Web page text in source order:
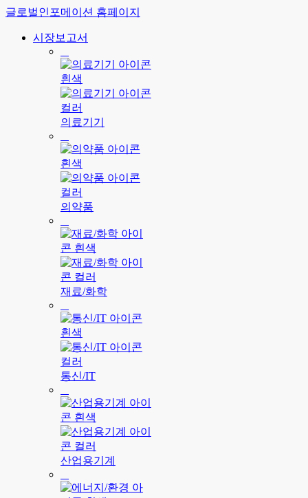
글로벌인포메이션 홈페이지
시장보고서
의료기기
의약품
재료/화학
통신/IT
산업용기계